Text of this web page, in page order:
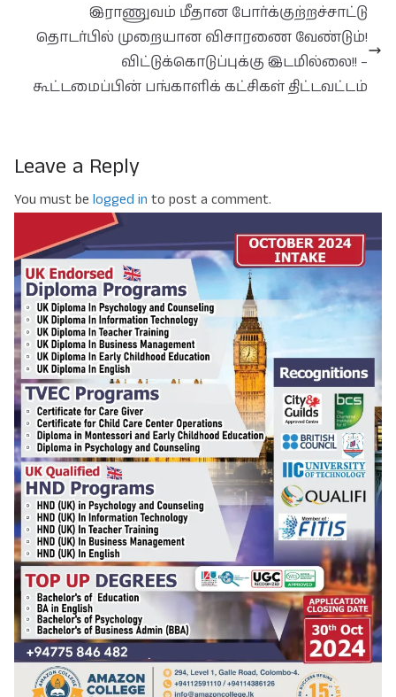
இராணுவம் மீதான போர்க்குற்றச்சாட்டு
தொடர்பில் முறையான விசாரணை வேண்டும்!
விட்டுக்கொடுப்புக்கு இடமில்லை!! –
கூட்டமைப்பின் பங்காளிக் கட்சிகள் திட்டவட்டம்
Leave a Reply
You must be logged in to post a comment.